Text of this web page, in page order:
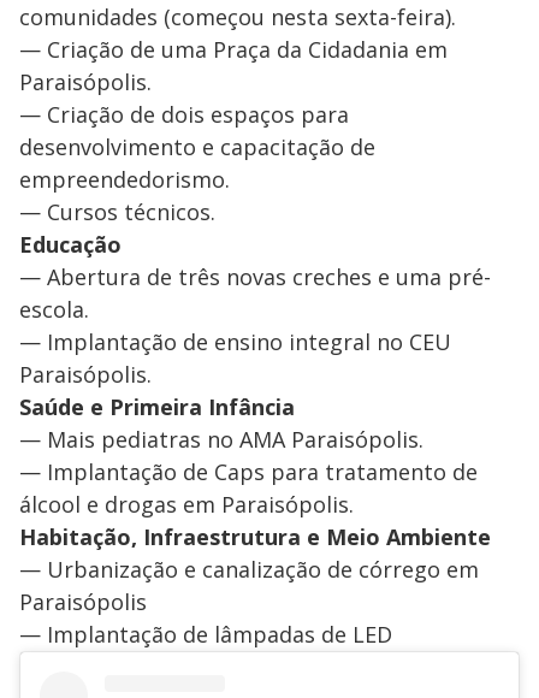
comunidades (começou nesta sexta-feira).
— Criação de uma Praça da Cidadania em
Paraisópolis.
— Criação de dois espaços para
desenvolvimento e capacitação de
empreendedorismo.
— Cursos técnicos.
Educação
— Abertura de três novas creches e uma pré-
escola.
— Implantação de ensino integral no CEU
Paraisópolis.
Saúde e Primeira Infância
— Mais pediatras no AMA Paraisópolis.
— Implantação de Caps para tratamento de
álcool e drogas em Paraisópolis.
Habitação, Infraestrutura e Meio Ambiente
— Urbanização e canalização de córrego em
Paraisópolis
— Implantação de lâmpadas de LED